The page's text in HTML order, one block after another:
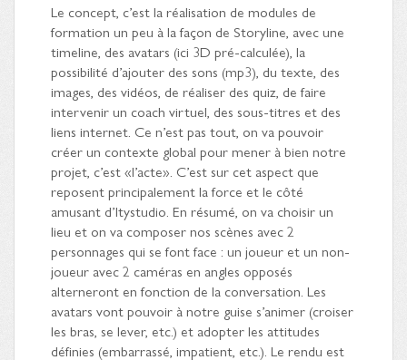
Le concept, c’est la réalisation de modules de
formation un peu à la façon de Storyline, avec une
timeline, des avatars (ici 3D pré-calculée), la
possibilité d’ajouter des sons (mp3), du texte, des
images, des vidéos, de réaliser des quiz, de faire
intervenir un coach virtuel, des sous-titres et des
liens internet. Ce n’est pas tout, on va pouvoir
créer un contexte global pour mener à bien notre
projet, c’est «l’acte». C’est sur cet aspect que
reposent principalement la force et le côté
amusant d’Itystudio. En résumé, on va choisir un
lieu et on va composer nos scènes avec 2
personnages qui se font face : un joueur et un non-
joueur avec 2 caméras en angles opposés
alterneront en fonction de la conversation. Les
avatars vont pouvoir à notre guise s’animer (croiser
les bras, se lever, etc.) et adopter les attitudes
définies (embarrassé, impatient, etc.). Le rendu est